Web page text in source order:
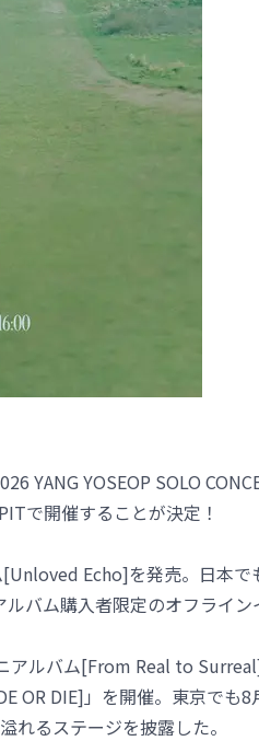
YANG YOSEOP SOLO
で開催することが決定！
Echo]を発売。日本で
バム購入者限定のオフライ
アルバム[From Real to
OR DIE]」を開催。東京でも
れるステージを披露した。